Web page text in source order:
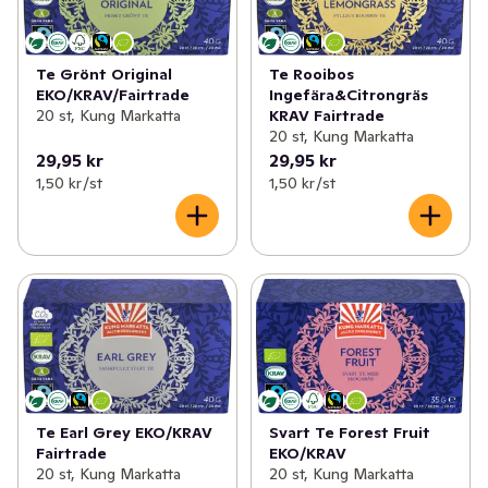
Te Grönt Original
EKO/KRAV/Fairtrade
20 st, Kung Markatta
29,95 kr
1,50 kr /st
Te Rooibos
Ingefära&Citrongräs
KRAV Fairtrade
20 st, Kung Markatta
29,95 kr
1,50 kr /st
Te Earl Grey EKO/KRAV
Fairtrade
20 st, Kung Markatta
Svart Te Forest Fruit
EKO/KRAV
20 st, Kung Markatta